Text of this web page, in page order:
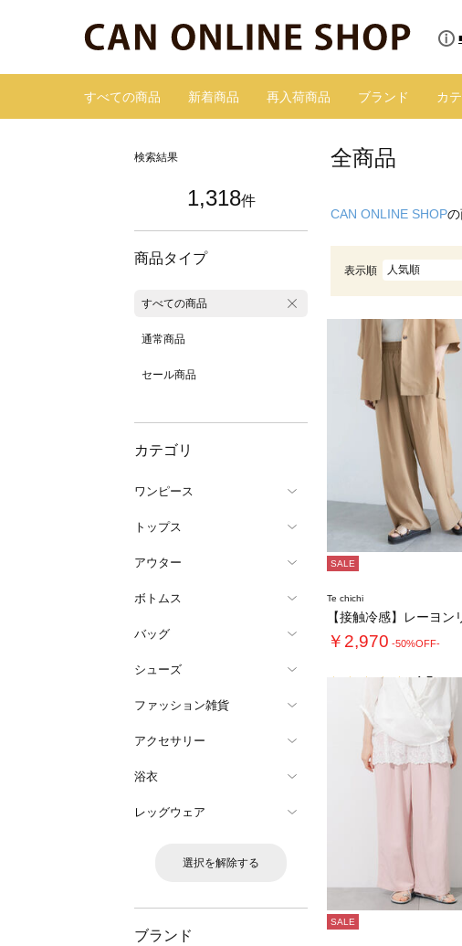
すべての商品 新着商品 再入荷商品 ブランド カ
検索結果
1,318件
商品タイプ
すべての商品
通常商品
セール商品
カテゴリ
ワンピース
トップス
アウター
ボトムス
バッグ
シューズ
ファッション雑貨
アクセサリー
浴衣
レッグウェア
選択を解除する
ブランド
全商品
CAN ONLINE SHOPの
表示順 人気順
SALE
Te chichi
￥2,970 -50%OFF-
4.5（2
SALE